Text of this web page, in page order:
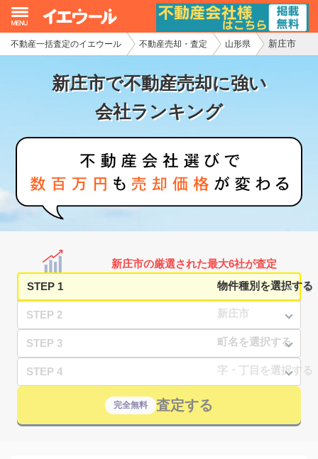
不動産一括査定のイエウール 不動産売却・査定 山形県 新庄市
新庄市で不動産売却に強い
会社ランキング
新庄市の厳選された最大6社が査定
STEP 1
STEP 2
STEP 3
STEP 4
完全無料 査定する
イエウール加盟希望の不動産会社様
初めての方へ
不動産の売却・一括査定
家査定シミュレーター
お問い合わせ